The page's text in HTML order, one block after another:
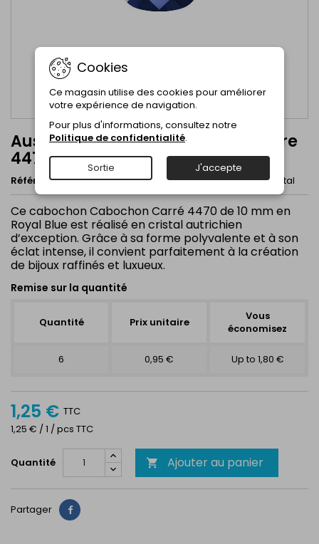
Austrian Crystal Cabochon Square
4470 10mm Royal Blue
Référence4470 10mm Royal Blue MarqueAustrian Crystal
Ce cabochon Cabochon Carré 4470 de 10 mm en
Royal Blue est réalisé en cristal autrichien
d’exception. Grâce à sa forme polyvalente et à son
éclat intense, il convient parfaitement à la création
de bijoux raffinés et luxueux.
Remise sur la quantité
Quantité Prix unitaire
Vous
économisez
6 0,95 € Up to 1,80 €
1,25 € TTC
1,25 € / 1 / pcs TTC
Quantité  Ajouter au panier
Partager Partager
Cookies
Ce magasin utilise des cookies pour améliorer
votre expérience de navigation.
Pour plus d'informations, consultez notre
Politique de confidentialité.
Sortie J'accepte